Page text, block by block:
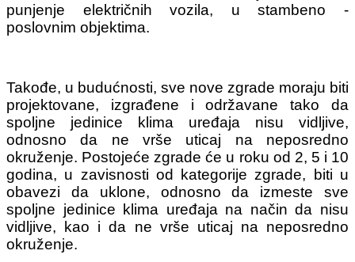
punjenje električnih vozila, u stambeno -
poslovnim objektima.
Takođe, u budućnosti, sve nove zgrade moraju biti
projektovane, izgrađene i održavane tako da
spoljne jedinice klima uređaja nisu vidljive,
odnosno da ne vrše uticaj na neposredno
okruženje. Postojeće zgrade će u roku od 2, 5 i 10
godina, u zavisnosti od kategorije zgrade, biti u
obavezi da uklone, odnosno da izmeste sve
spoljne jedinice klima uređaja na način da nisu
vidljive, kao i da ne vrše uticaj na neposredno
okruženje.